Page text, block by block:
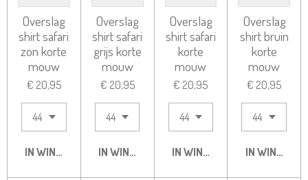
Overslag
shirt safari
zon korte
mouw
€ 20,95
IN WINKELWAGEN
Overslag
shirt safari
grijs korte
mouw
€ 20,95
IN WINKELWAGEN
Overslag
shirt safari
korte
mouw
€ 20,95
IN WINKELWAGEN
Overslag
shirt bruin
korte
mouw
€ 20,95
IN